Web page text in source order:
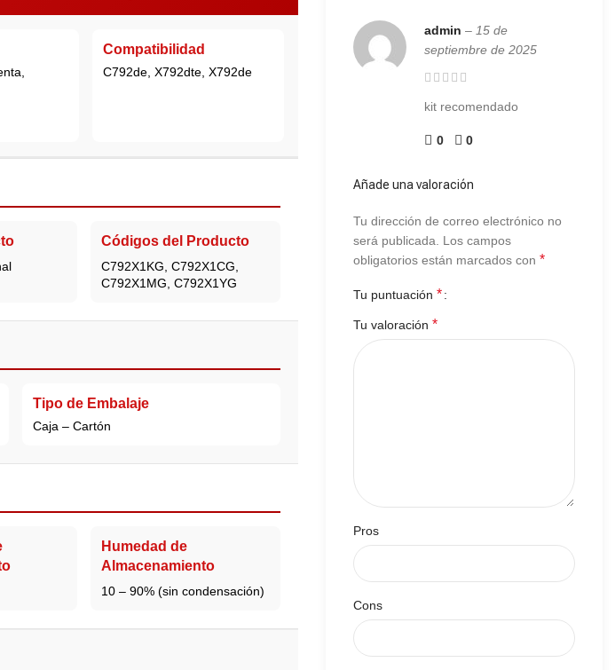
Compatibilidad
C792de, X792dte, X792de
Códigos del Producto
C792X1KG, C792X1CG,
C792X1MG, C792X1YG
Tipo de Embalaje
Caja – Cartón
Humedad de
Almacenamiento
10 – 90% (sin condensación)
admin – 15 de
septiembre de 2025
kit recomendado
0 0
Añade una valoración
Tu dirección de correo electrónico no
será publicada.
Los campos
obligatorios están marcados con *
Tu puntuación *
Tu valoración *
Pros
Cons